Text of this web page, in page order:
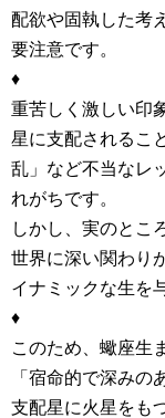
配欲や固執した考
要注意です。
♦
重苦しく激しい印
星に支配されるこ
乱」など不当なレ
れがちです。
しかし、実のとこ
世界に深い関わり
イナミックな生を
♦
このため、蠍座生
「宿命的で深みの
支配星に火星をも